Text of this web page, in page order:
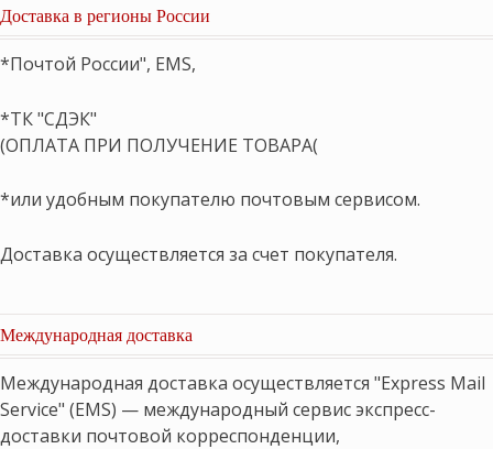
Доставка в регионы России
*Почтой России", EMS,
*ТК "СДЭК"
(ОПЛАТА ПРИ ПОЛУЧЕНИЕ ТОВАРА(
*или удобным покупателю почтовым сервисом.
Доставка осуществляется за счет покупателя.
Международная доставка
Международная доставка осуществляется "Express Mail
Service" (EMS) — международный сервис экспресс-
доставки почтовой корреспонденции,